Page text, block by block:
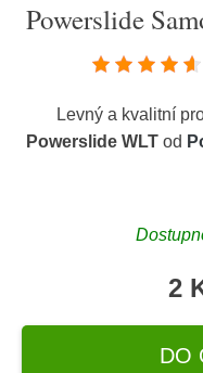
Powerslide
Levný a kvalitní
Powerslide WLT od
2
DO